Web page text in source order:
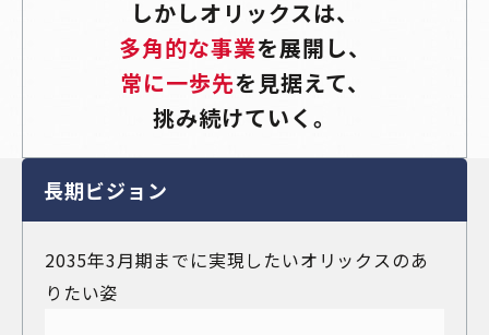
しかしオリックスは、
多角的な事業を展開し、
常に一歩先を見据えて、
挑み続けていく。
長期ビジョン
2035年3月期までに実現したいオリックスのあ
りたい姿